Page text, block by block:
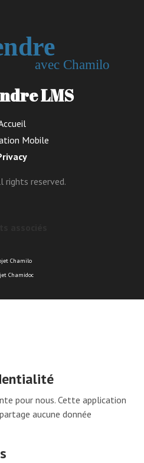
LMS
Mobile
rights reserved.
Chamilo
Chamidoc
pour nous. Cette application
aucune donnée